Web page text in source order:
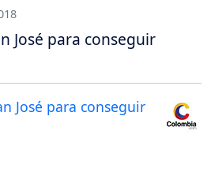
José para conseguir